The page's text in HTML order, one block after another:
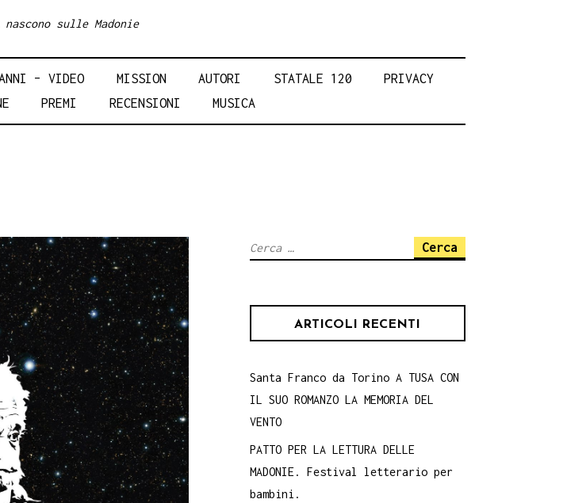
sulle Madonie
– VIDEO MISSION AUTORI STATALE 120
PRIVACY
PREMI RECENSIONI MUSICA
Ricerca
ARTICOLI RECENTI
Santa Franco da Torino A TUSA CON
IL SUO ROMANZO LA MEMORIA DEL
VENTO
PATTO PER LA LETTURA DELLE
MADONIE. Festival letterario per
bambini.